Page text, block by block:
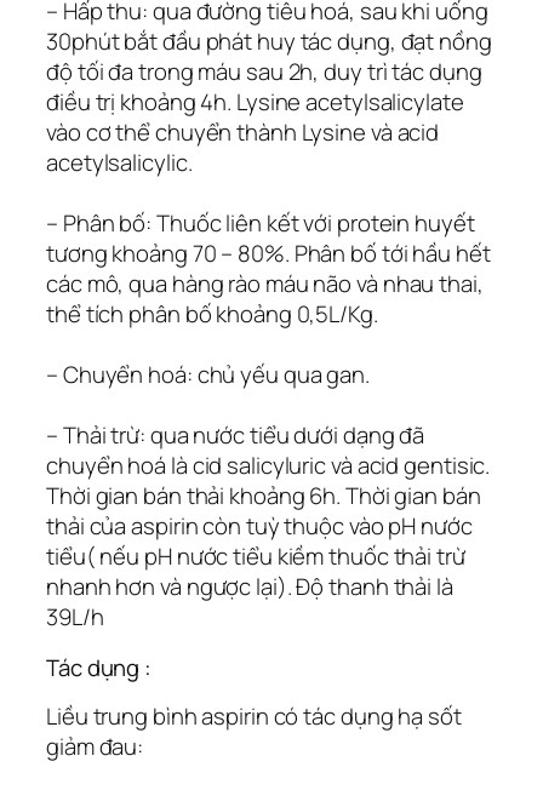
– Hấp thu: qua đường tiêu hoá, sau khi uống
30phút bắt đầu phát huy tác dụng, đạt nồng
độ tối đa trong máu sau 2h, duy trì tác dụng
điều trị khoảng 4h. Lysine acetylsalicylate
vào cơ thể chuyển thành Lysine và acid
acetylsalicylic.
– Phân bố: Thuốc liên kết với protein huyết
tương khoảng 70 – 80%. Phân bố tới hầu hết
các mô, qua hàng rào máu não và nhau thai,
thể tích phân bố khoảng 0,5L/Kg.
– Chuyển hoá: chủ yếu qua gan.
– Thải trừ: qua nước tiểu dưới dạng đã
chuyển hoá là cid salicyluric và acid gentisic.
Thời gian bán thải khoảng 6h. Thời gian bán
thải của aspirin còn tuỳ thuộc vào pH nước
tiểu( nếu pH nước tiểu kiềm thuốc thải trừ
nhanh hơn và ngược lại). Độ thanh thải là
39L/h
Tác dụng :
Liều trung bình aspirin có tác dụng hạ sốt
giảm đau: